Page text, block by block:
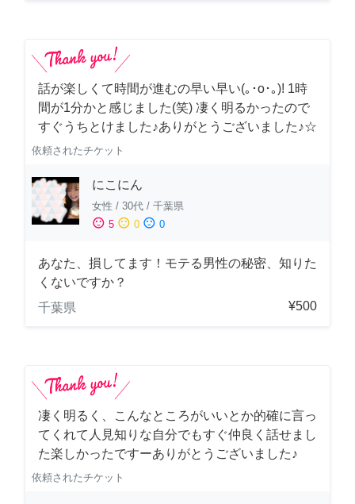
話が楽しくて時間が進むの早い早い(｡･о･｡)! 1時
間が1分かと感じました(笑) 凄く明るかったので
すぐうちとけました♪ありがとうございました♪☆
依頼されたチケット
にこにん
女性 / 30代 / 千葉県
sentiment_satisfied 5 sentiment_neutral 0 sentiment_dissatisfied 0
あなた、損してます！モテる男性の秘密、知りた
くないですか？
千葉県
¥500
凄く明るく、こんなところがいいとか的確に言っ
てくれて人見知りな自分でもすぐ仲良く話せまし
た楽しかったですーありがとうございました♪
依頼されたチケット